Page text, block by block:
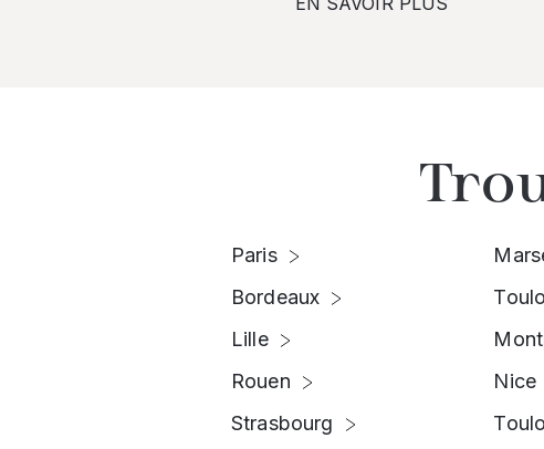
Paris
Bordeaux
Lille
Rouen
Strasbourg
Nice